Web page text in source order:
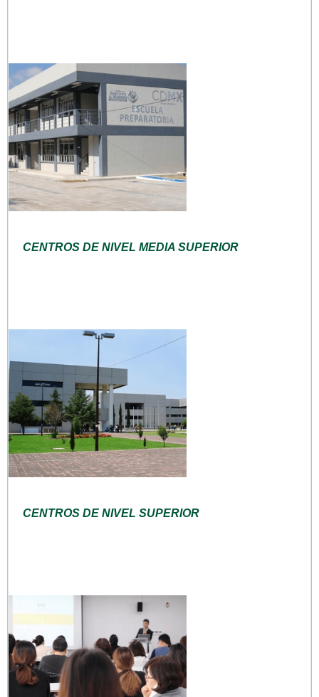
CENTROS DE NIVEL MEDIA SUPERIOR
CENTROS DE NIVEL SUPERIOR